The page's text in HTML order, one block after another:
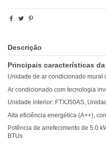
Descrição
Principais características
Unidade de ar condicionado mural
Ar condicionado com tecnologia
Unidade interior: FTXJ50AS,
Alta eficiência energética (A++),
Potência de arrefecimento de 5.0
BTUs